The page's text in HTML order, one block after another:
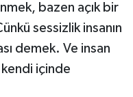
bazen açık bir
sessizlik insanın
demek. Ve insan
içinde